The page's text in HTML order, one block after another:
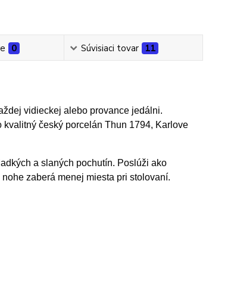
0 Súvisiaci tovar 11
vidieckej alebo provance jedálni.
český porcelán Thun 1794, Karlove
a slaných pochutín. Poslúži ako
zaberá menej miesta pri stolovaní.